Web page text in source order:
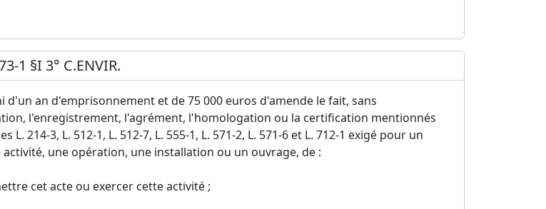
1 §I 3° C.ENVIR.
d'un an d'emprisonnement et de 75 000 euros d'amende le fait, sans
l'enregistrement, l'agrément, l'homologation ou la certification mentionnés
L. 214-3, L. 512-1, L. 512-7, L. 555-1, L. 571-2, L. 571-6 et L. 712-1 exigé pour un
activité, une opération, une installation ou un ouvrage, de :
cet acte ou exercer cette activité ;